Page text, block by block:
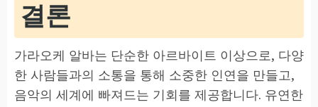
결론
가라오케 알바는 단순한 아르바이트 이상으로, 다양
한 사람들과의 소통을 통해 소중한 인연을 만들고,
음악의 세계에 빠져드는 기회를 제공합니다. 유연한